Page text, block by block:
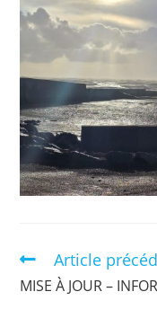
Article
MISE À JOUR –